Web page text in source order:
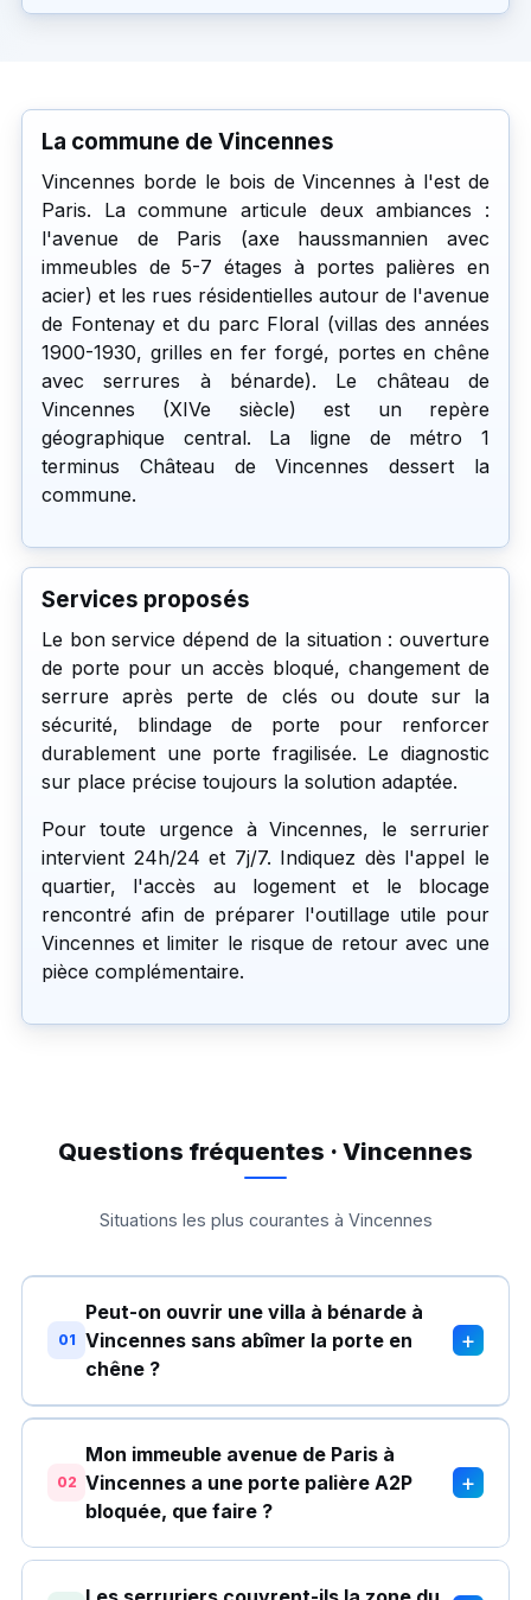
La commune de Vincennes
Vincennes borde le bois de Vincennes à l'est de
Paris. La commune articule deux ambiances :
l'avenue de Paris (axe haussmannien avec
immeubles de 5-7 étages à portes palières en
acier) et les rues résidentielles autour de l'avenue
de Fontenay et du parc Floral (villas des années
1900-1930, grilles en fer forgé, portes en chêne
avec serrures à bénarde). Le château de
Vincennes (XIVe siècle) est un repère
géographique central. La ligne de métro 1
terminus Château de Vincennes dessert la
commune.
Services proposés
Le bon service dépend de la situation : ouverture
de porte pour un accès bloqué, changement de
serrure après perte de clés ou doute sur la
sécurité, blindage de porte pour renforcer
durablement une porte fragilisée. Le diagnostic
sur place précise toujours la solution adaptée.
Pour toute urgence à Vincennes, le serrurier
intervient 24h/24 et 7j/7. Indiquez dès l'appel le
quartier, l'accès au logement et le blocage
rencontré afin de préparer l'outillage utile pour
Vincennes et limiter le risque de retour avec une
pièce complémentaire.
Questions fréquentes · Vincennes
Situations les plus courantes à Vincennes
01
Peut-on ouvrir une villa à bénarde à
Vincennes sans abîmer la porte en
chêne ?
+
02
Mon immeuble avenue de Paris à
Vincennes a une porte palière A2P
bloquée, que faire ?
+